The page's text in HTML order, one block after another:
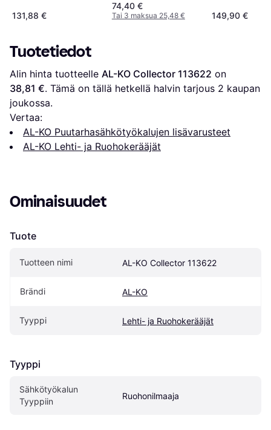
131,88 €
74,40 €
Tai 3 maksua 25,48 € 149,90 €
Tuotetiedot
Alin hinta tuotteelle AL-KO Collector 113622
38,81 €. Tämä on tällä hetkellä halvin tarjous 2 kaupan
joukossa.
Vertaa:
AL-KO Puutarhasähkötyökalujen lisävarusteet
AL-KO Lehti- ja Ruohokerääjät
Ominaisuudet
Tuote
Tuotteen nimi AL-KO Collector 113622
Brändi AL-KO
Tyyppi Lehti- ja Ruohokerääjät
Tyyppi
Sähkötyökalun
Tyyppiin
Ruohonilmaaja